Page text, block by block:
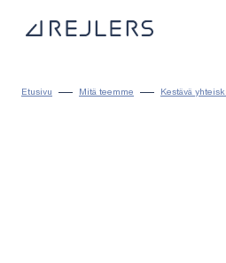
Etusivu Mitä teemme Kestävä